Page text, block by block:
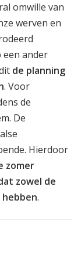
omwille van
werven en
een ander
de planning
. Voor
de
De
Hierdoor
zomer
zowel de
hebben.